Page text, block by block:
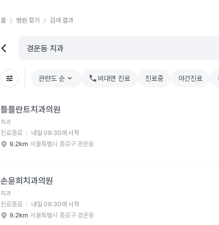
홈 병원 찾기 검색 결과
관련도 순 chevron_right 비대면 진료 진료중 야간진료
틀플란트치과의원
치과
진료종료
내일 09:30에 시작
9.2km 서울특별시 종로구 경운동
손윤희치과의원
치과
진료종료
내일 09:30에 시작
9.2km 서울특별시 종로구 경운동